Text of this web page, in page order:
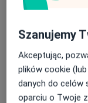
USG
płodu,
oceniane.
Szanujemy
Akceptując,
plików cookie
danych do
oparciu o Twoje